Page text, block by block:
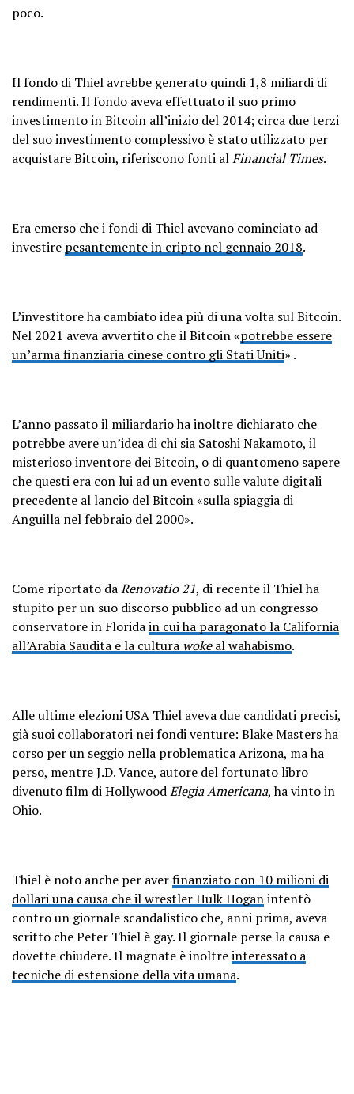
poco.
Il fondo di Thiel avrebbe generato quindi 1,8 miliardi di
rendimenti. Il fondo aveva effettuato il suo primo
investimento in Bitcoin all’inizio del 2014; circa due terzi
del suo investimento complessivo è stato utilizzato per
acquistare Bitcoin, riferiscono fonti alFinancial Times.
Era emerso che i fondi di Thiel avevano cominciato ad
investire pesantemente in cripto nel gennaio 2018.
L’investitore ha cambiato idea più di una volta sul Bitcoin.
Nel 2021 aveva avvertito che il Bitcoin «potrebbe essere
un’arma finanziaria cinese contro gli Stati Uniti» .
L’anno passato il miliardario ha inoltre dichiarato che
potrebbe avere un’idea di chi sia Satoshi Nakamoto, il
misterioso inventore dei Bitcoin, o di quantomeno sapere
che questi era con lui ad un evento sulle valute digitali
precedente al lancio del Bitcoin «sulla spiaggia di
Anguilla nel febbraio del 2000».
Come riportato daRenovatio 21, di recente il Thiel ha
stupito per un suo discorso pubblico ad un congresso
conservatore in Floridain cui ha paragonato la California
all’Arabia Saudita e la cultura wokeal wahabismo.
Alle ultime elezioni USA Thiel aveva due candidati precisi,
già suoi collaboratori nei fondi venture: Blake Masters ha
corso per un seggio nella problematica Arizona, ma ha
perso, mentre J.D. Vance, autore del fortunato libro
divenuto film di HollywoodElegia Americana, ha vinto in
Ohio.
Thiel è noto anche per averfinanziato con 10 milioni di
dollari una causa che il wrestler Hulk Hoganintentò
contro un giornale scandalistico che, anni prima, aveva
scritto che Peter Thiel è gay. Il giornale perse la causa e
dovette chiudere. Il magnate è inoltreinteressato a
tecniche di estensione della vita umana.